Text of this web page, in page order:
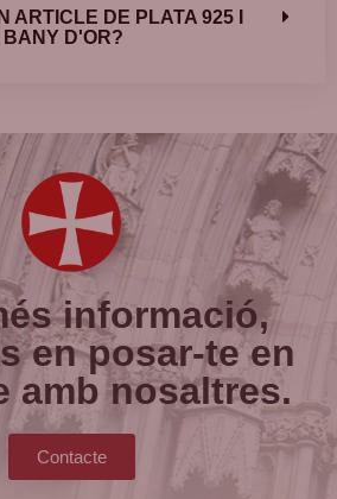
ARTICLE DE PLATA 925 I
BANY D'OR?
informació,
en posar-te en
amb nosaltres.
Contacte